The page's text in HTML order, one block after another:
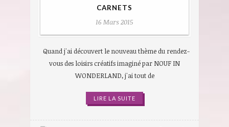
CARNETS
16 Mars 2015
Quand j'ai découvert le nouveau thème du rendez-
vous des loisirs créatifs imaginé par NOUF IN
WONDERLAND, j'ai tout de
LIRE LA SUITE